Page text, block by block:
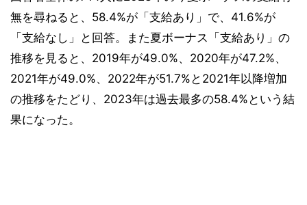
無を尋ねると、58.4%が「支給あり」で、41.6%が
「支給なし」と回答。また夏ボーナス「支給あり」の
推移を見ると、2019年が49.0%、2020年が47.2%、
2021年が49.0%、2022年が51.7%と2021年以降増加
の推移をたどり、2023年は過去最多の58.4%という結
果になった。